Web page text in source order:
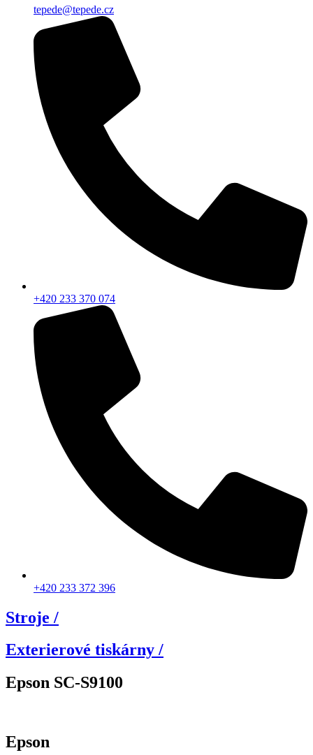
tepede@tepede.cz
+420 233 370 074
+420 233 372 396
Stroje /
Exterierové tiskárny /
Epson SC-S9100
Epson